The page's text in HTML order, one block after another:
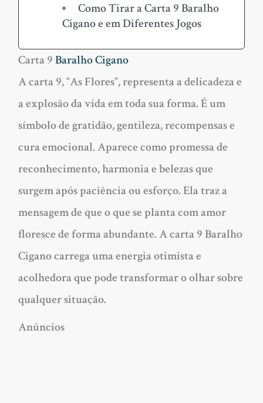
Como Tirar a Carta 9 Baralho
Cigano e em Diferentes Jogos
Carta 9Baralho Cigano
A carta 9, “As Flores”, representa a delicadeza e
a explosão da vida em toda sua forma. É um
símbolo de gratidão, gentileza, recompensas e
cura emocional. Aparece como promessa de
reconhecimento, harmonia e belezas que
surgem após paciência ou esforço. Ela traz a
mensagem de que o que se planta com amor
floresce de forma abundante. A carta 9 Baralho
Cigano carrega uma energia otimista e
acolhedora que pode transformar o olhar sobre
qualquer situação.
Anúncios